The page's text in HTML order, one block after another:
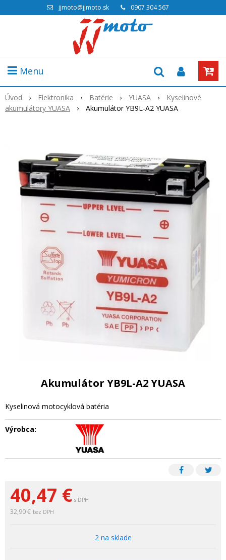
jjmoto@jjmoto.sk 0907 304 567
Menu
Úvod Elektronika Batérie YUASA
Kyselinové
akumulátory YUASA
Akumulátor YB9L-A2 YUASA
40,47 € s DPH
32,90 € bez DPH
2 na sklade
Akumulátor YB9L-A2 YUASA
Kyselinová motocyklová batéria
Výrobca: